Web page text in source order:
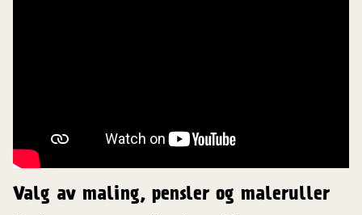
Valg av maling, pensler og maleruller